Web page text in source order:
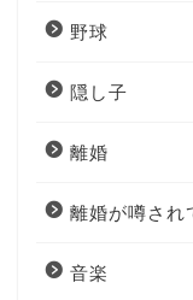
野球
隠し子
離婚
離婚が噂され
音楽